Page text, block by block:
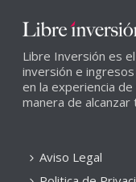
Libre Inversión es
inversión e
en la experiencia
manera de alcanzar
Aviso Legal